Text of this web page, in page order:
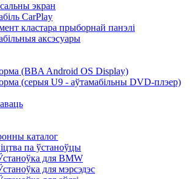
экран
CarPlay
кластара прыборнай панэлі
аксэсуары
(BBA Android OS Display)
(серыя U9 - аўтамабільны DVD-плэер)
каталог
па ўстаноўцы
для BMW
для мэрсэдэс